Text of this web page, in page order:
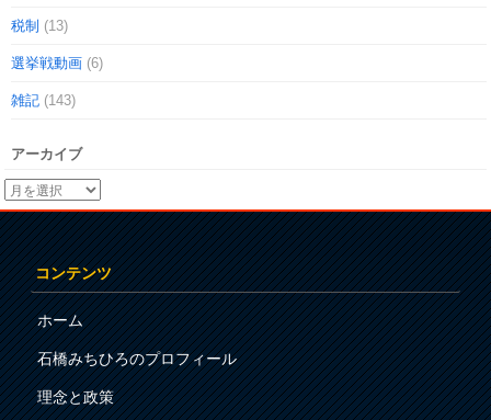
税制 (13)
選挙戦動画 (6)
雑記 (143)
アーカイブ
コンテンツ
ホーム
石橋みちひろのプロフィール
理念と政策